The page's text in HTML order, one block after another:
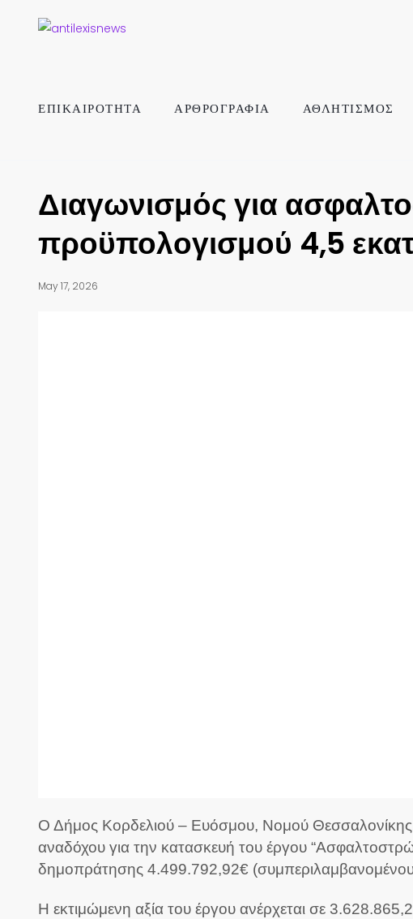
ΕΠΙΚΑΙΡΟΤΗΤΑ ΑΡΘΡΟΓΡΑΦΙΑ ΑΘΛΗΤΙΣΜΟΣ
Διαγωνισμός για
προϋπολογισμού 4,5
May 17, 2026
Ο Δήμος Κορδελιού – Ευόσμου, Νομού
αναδόχου για την κατασκευή του έργου
δημοπράτησης 4.499.792,92€
Η εκτιμώμενη αξία του έργου ανέρχεται σε